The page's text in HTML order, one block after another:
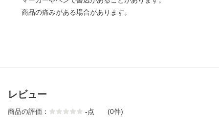
商品の痛みがある場合があります。
レビュー
商品の評価： -点 (0件)